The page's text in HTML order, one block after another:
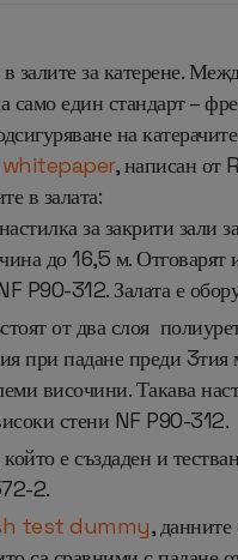
залите за катерене.
само един стандарт –
на
whitepaper, написан от
в залата:
за закрити зали
до 16,5 м.
P90-312. Залата е
от два слоя
при падане преди
височини. Такава
стени NF P90-312.
е създаден и
2.
test dummy, данните